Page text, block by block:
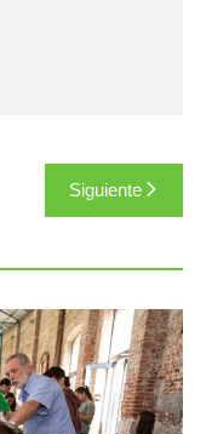
Siguiente